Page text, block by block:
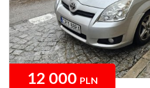
12 000 PLN